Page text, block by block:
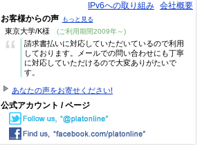
IPv6への取り組み 会社概要
お客様からの声 もっと見る
東京大学/K様 (ご利用期間2009年～)
“
請求書払いに対応していただいているので利用
しております。メールでの問い合わせにも丁寧
に対応していただけるので大変ありがたいで
す。
あなたの声をお寄せください!
公式アカウント / ページ